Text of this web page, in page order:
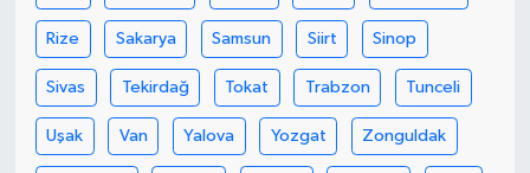
Rize Sakarya Samsun Siirt Sinop
Sivas Tekirdağ Tokat Trabzon Tunceli
Uşak Van Yalova Yozgat Zonguldak